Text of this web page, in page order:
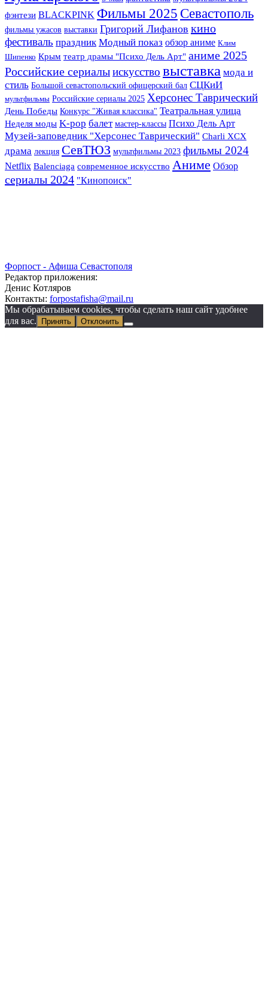
фэнтези BLACKPINK Фильмы 2025 Севастополь
фильмы ужасов выставки Григорий Лифанов кино
фестиваль праздник Модный показ обзор аниме Клим
Шипенко Крым театр драмы "Психо Дель Арт" аниме 2025
Российские сериалыискусство выставка мода и
стиль Большой севастопольский офицерский бал СЦКиИ
мультфильмы Российские сериалы 2025 Херсонес Таврический
День Победы Конкурс "Живая классика" Театральная улица
Неделя моды K-pop балет мастер-классы Психо Дель Арт
Музей-заповедник "Херсонес Таврический" Charli XCX
драма лекция СевТЮЗ мультфильмы 2023 фильмы 2024
Netflix Balenciaga современное искусство Аниме Обзор
сериалы 2024 "Кинопоиск"
Форпост - Афиша Севастополя
Редактор приложения:
Денис Котляров
Контакты: forpostafisha@mail.ru
Мы обрабатываем cookies, чтобы сделать наш сайт удобнее
для вас.
Принять Отклонить